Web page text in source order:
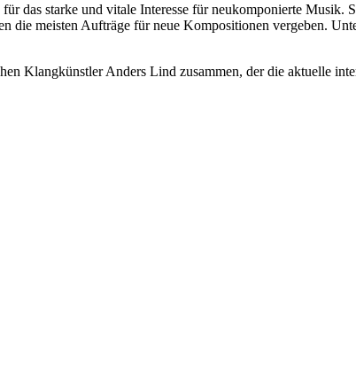
für das starke und vitale Interesse für neukomponierte
die meisten Aufträge für neue Kompositionen vergeben.
Klangkünstler Anders Lind zusammen, der die aktuelle